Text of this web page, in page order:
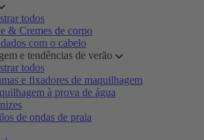
todos
& Cremes de corpo
com o cabelo
e tendências de verão
todos
e fixadores de maquilhagem
à prova de água
de ondas de praia